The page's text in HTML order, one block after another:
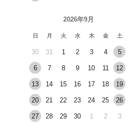
2026年9月
日 月 火 水 木 金 土
30 31 1 2 3 4 5
6 7 8 9 10 11 12
13 14 15 16 17 18 19
20 21 22 23 24 25 26
27 28 29 30 1 2 3